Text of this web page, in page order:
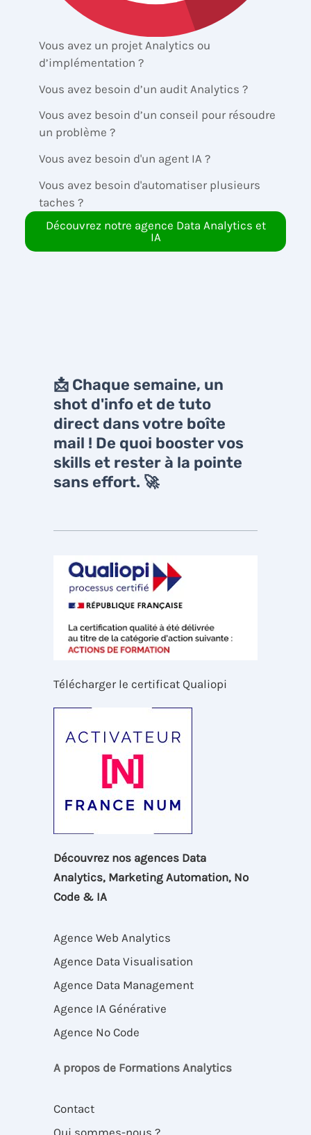
Vous avez un projet Analytics ou
d’implémentation ?
Vous avez besoin d’un audit Analytics ?
Vous avez besoin d’un conseil pour résoudre
un problème ?
Vous avez besoin d'un agent IA ?
Vous avez besoin d'automatiser plusieurs
taches ?
Découvrez notre agence Data Analytics et
IA
📩 Chaque semaine, un
shot d'info et de tuto
direct dans votre boîte
mail ! De quoi booster vos
skills et rester à la pointe
sans effort. 🚀
Télécharger le certificat Qualiopi
Découvrez nos agences Data
Analytics, Marketing Automation, No
Code & IA
Agence Web Analytics
Agence Data Visualisation
Agence Data Management
Agence IA Générative
Agence No Code
A propos de Formations Analytics
Contact